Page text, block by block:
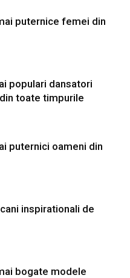
puternice femei din
populari dansatori
toate timpurile
puternici oameni din
inspirationali de
bogate modele